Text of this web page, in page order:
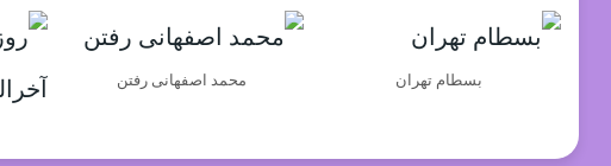
بسطام تهران محمد اصفهانی رفتن